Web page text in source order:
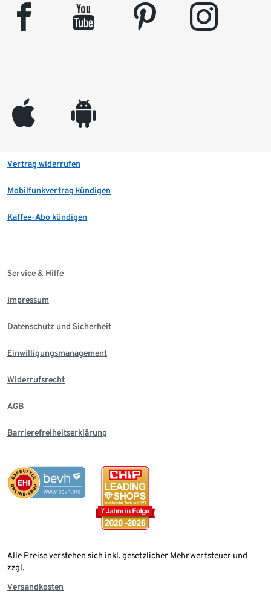
facebook youtube pinterest instagram
appleinc android
Vertrag widerrufen
Mobilfunkvertrag kündigen
Kaffee-Abo kündigen
Service & Hilfe
Impressum
Datenschutz und Sicherheit
Einwilligungsmanagement
Widerrufsrecht
AGB
Barrierefreiheitserklärung
Alle Preise verstehen sich inkl. gesetzlicher Mehrwertsteuer und
zzgl.
Versandkosten